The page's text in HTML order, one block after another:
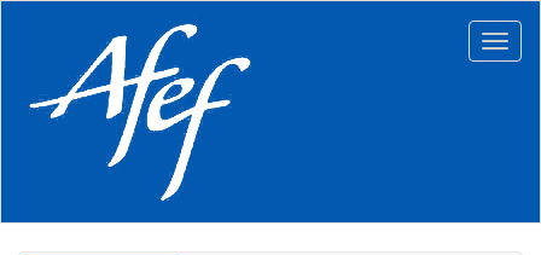
principal